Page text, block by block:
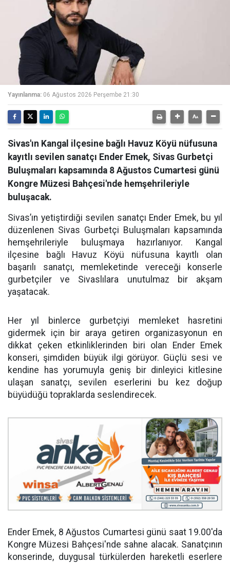
Yayınlanma: 06 Ağustos 2026 Perşembe 21:30
Sivas'ın Kangal ilçesine bağlı Havuz Köyü nüfusuna
kayıtlı sevilen sanatçı Ender Emek, Sivas Gurbetçi
Buluşmaları kapsamında 8 Ağustos Cumartesi günü
Kongre Müzesi Bahçesi'nde hemşehrileriyle
buluşacak.
Sivas’ın yetiştirdiği sevilen sanatçı Ender Emek, bu yıl
düzenlenen Sivas Gurbetçi Buluşmaları kapsamında
hemşehrileriyle buluşmaya hazırlanıyor. Kangal
ilçesine bağlı Havuz Köyü nüfusuna kayıtlı olan
başarılı sanatçı, memleketinde vereceği konserle
gurbetçiler ve Sivaslılara unutulmaz bir akşam
yaşatacak.
Her yıl binlerce gurbetçiyi memleket hasretini
gidermek için bir araya getiren organizasyonun en
dikkat çeken etkinliklerinden biri olan Ender Emek
konseri, şimdiden büyük ilgi görüyor. Güçlü sesi ve
kendine has yorumuyla geniş bir dinleyici kitlesine
ulaşan sanatçı, sevilen eserlerini bu kez doğup
büyüdüğü topraklarda seslendirecek.
Ender Emek, 8 Ağustos Cumartesi günü saat 19.00'da
Kongre Müzesi Bahçesi'nde sahne alacak. Sanatçının
konserinde, duygusal türkülerden hareketli eserlere